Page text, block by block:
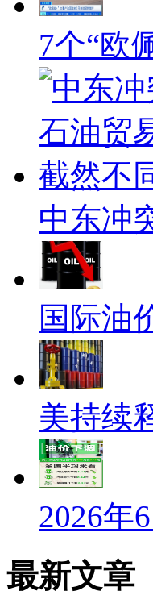
7个“欧
中东冲
国际油
美持续
2026年
最新文章